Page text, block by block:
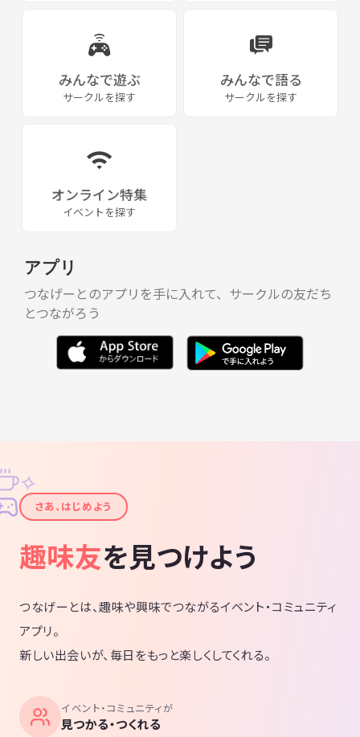
•各自で購入いただいた謎解きチケットは
購入後に返金等は一切ありませんので
体調管理、日程調整に気をつけて下さい
•アレルギー、持病等の要望事項が
•サークル要項を確認の上お気軽にご連絡、ご質問下さい
•サークルへの参加の前に、いくつかご質問したいのでメッセージをお
味」など軽く書いていただけると嬉しいです。
同じ想いの仲間と一緒にサークルを1から作って行けたら嬉しいです。
・オークション会場からの脱出
・MIRROR-DOOR
・リトルミステリータワー
・演じすぎた男
・アイテムだらけの部屋
・マグノリア銀行
・謎の部屋からの脱出
・escape from the red room
・謎の壁からの脱出
・明治村 江戸川乱歩シリーズ
・夜の魔法学校からの脱出
・ナゾネコ 箱謎とか
みんなで遊ぶ
サークルを探す
みんなで語る
サークルを探す
オンライン特集
イベントを探す
アプリ
つなげーとのアプリを手に入れて、サークルの友だち
とつながろう
✦
✧
さあ、はじめよう
趣味友を見つけよう
つなげーとは、趣味や興味でつながるイベント・コミュニティ
アプリ。
新しい出会いが、毎日をもっと楽しくしてくれる。
イベント・コミュニティが
見つかる・つくれる